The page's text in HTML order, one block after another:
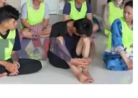
nhậm chức
mua thêm 4
nhập cư